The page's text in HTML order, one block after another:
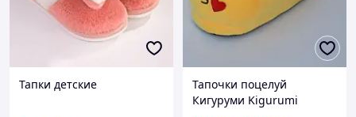
Тапки детские
Тапочки поцелуй
Кигуруми Kigurumi